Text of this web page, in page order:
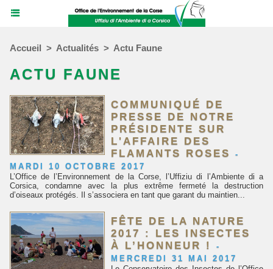
Accueil > Actualités > Actu Faune
ACTU FAUNE
COMMUNIQUÉ DE
PRESSE DE NOTRE
PRÉSIDENTE SUR
L'AFFAIRE DES
FLAMANTS ROSES
-
MARDI 10 OCTOBRE 2017
L’Office de l’Environnement de la Corse, l’Uffiziu di l’Ambiente di a
Corsica, condamne avec la plus extrême fermeté la destruction
d’oiseaux protégés. Il s’associera en tant que garant du maintien...
FÊTE DE LA NATURE
2017 : LES INSECTES
À L’HONNEUR !
-
MERCREDI 31 MAI 2017